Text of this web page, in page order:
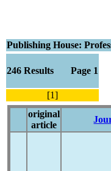
Publishing House:
246 Results Page 1
[1]
original
article